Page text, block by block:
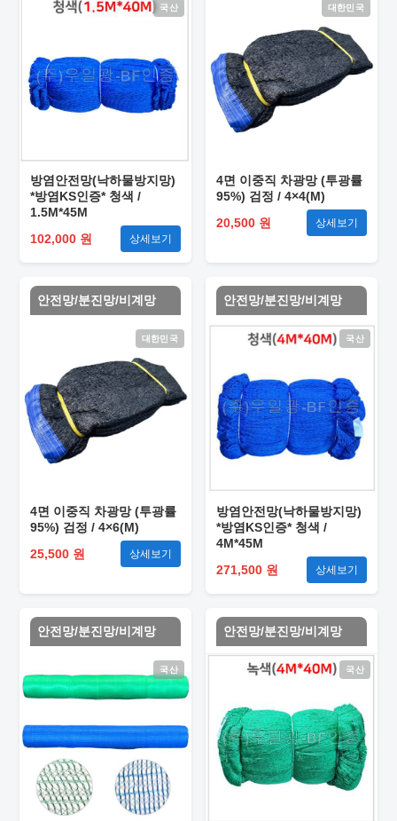
국산
방염안전망(낙하물방지망)
*방염KS인증* 청색 /
1.5M*45M
102,000 원
상세보기
대한민국
4면 이중직 차광망 (투광률
95%) 검정 / 4×4(M)
20,500 원
상세보기
안전망/분진망/비계망
대한민국
4면 이중직 차광망 (투광률
95%) 검정 / 4×6(M)
25,500 원
상세보기
안전망/분진망/비계망
국산
방염안전망(낙하물방지망)
*방염KS인증* 청색 /
4M*45M
271,500 원
상세보기
안전망/분진망/비계망
국산
안전망/분진망/비계망
국산